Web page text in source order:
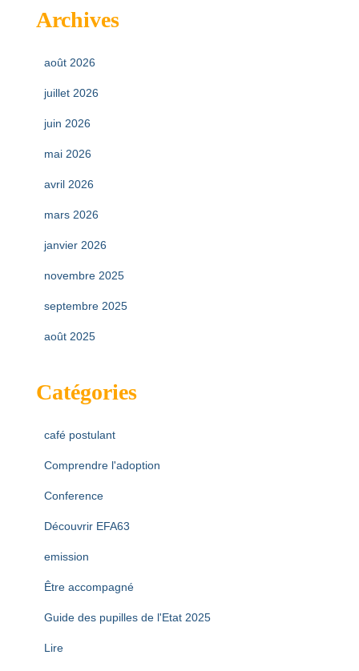
Archives
août 2026
juillet 2026
juin 2026
mai 2026
avril 2026
mars 2026
janvier 2026
novembre 2025
septembre 2025
août 2025
Catégories
café postulant
Comprendre l'adoption
Conference
Découvrir EFA63
emission
Être accompagné
Guide des pupilles de l'Etat 2025
Lire